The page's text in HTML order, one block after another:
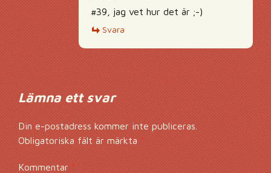
#39, jag vet hur det är ;-)
Svara
Lämna ett svar
Din e-postadress kommer inte publiceras.
Obligatoriska fält är märkta*
Kommentar*